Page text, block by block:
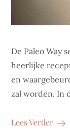
De Paleo Way
heerlijke
en
zal worden. In
Lees Verder